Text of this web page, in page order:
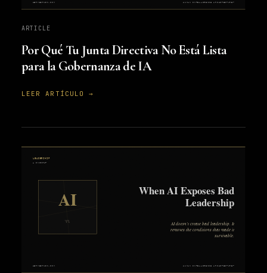
ARTICLE
Por Qué Tu Junta Directiva No Está Lista
para la Gobernanza de IA
LEER ARTÍCULO →